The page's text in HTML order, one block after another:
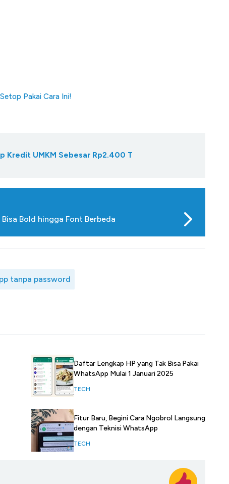
Pakai Cara Ini!
Kredit UMKM Sebesar Rp2.400 T
Bold hingga Font Berbeda
tanpa password
Daftar Lengkap HP yang Tak Bisa Pakai
WhatsApp Mulai 1 Januari 2025
TECH
Fitur Baru, Begini Cara Ngobrol Langsung
dengan Teknisi WhatsApp
TECH